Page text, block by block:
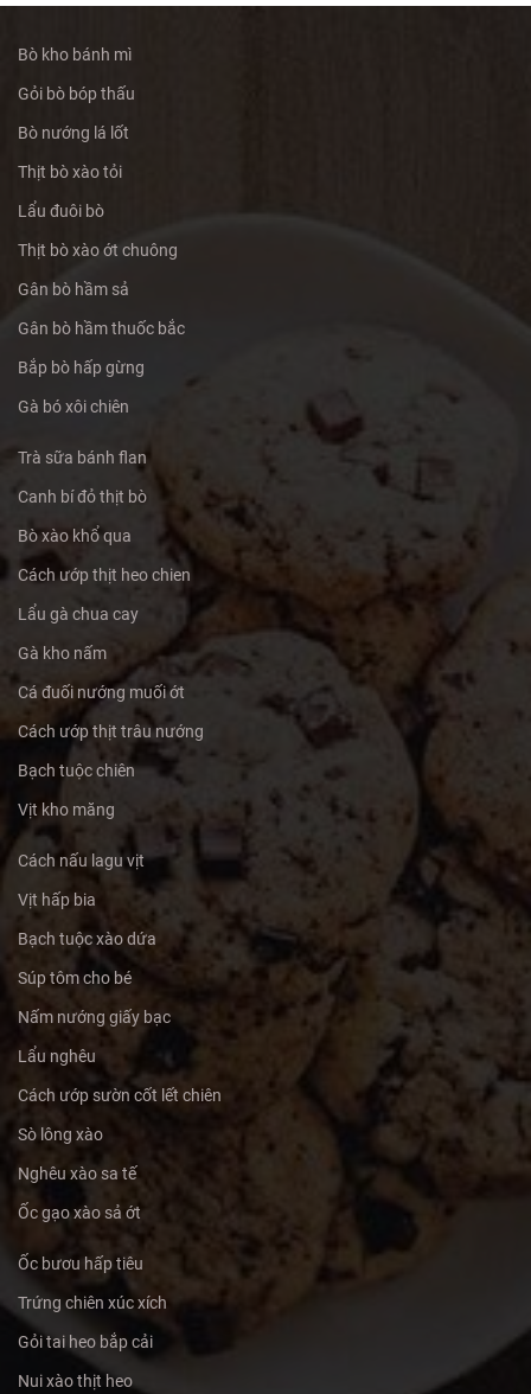
Bò kho bánh mì
Gỏi bò bóp thấu
Bò nướng lá lốt
Thịt bò xào tỏi
Lẩu đuôi bò
Thịt bò xào ớt chuông
Gân bò hầm sả
Gân bò hầm thuốc bắc
Bắp bò hấp gừng
Gà bó xôi chiên
Trà sữa bánh flan
Canh bí đỏ thịt bò
Bò xào khổ qua
Cách ướp thịt heo chien
Lẩu gà chua cay
Gà kho nấm
Cá đuối nướng muối ớt
Cách ướp thịt trâu nướng
Bạch tuộc chiên
Vịt kho măng
Cách nấu lagu vịt
Vịt hấp bia
Bạch tuộc xào dứa
Súp tôm cho bé
Nấm nướng giấy bạc
Lẩu nghêu
Cách ướp sườn cốt lết chiên
Sò lông xào
Nghêu xào sa tế
Ốc gạo xào sả ớt
Ốc bươu hấp tiêu
Trứng chiên xúc xích
Gỏi tai heo bắp cải
Nui xào thịt heo